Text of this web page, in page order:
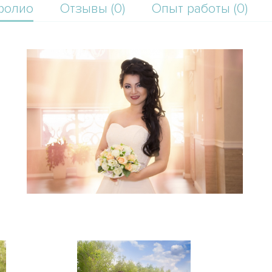
Отзывы (0) Опыт работы (0)